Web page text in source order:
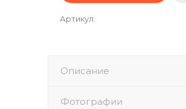
Артикул:
Описание
Фотографии